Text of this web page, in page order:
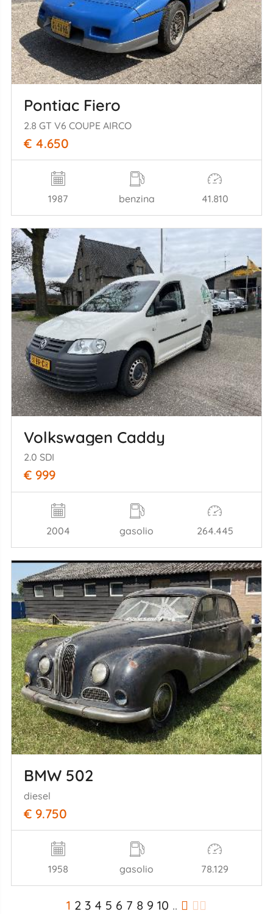
Pontiac Fiero
2.8 GT V6 COUPE AIRCO
€ 4.650
1987 benzina 41.810
Volkswagen Caddy
2.0 SDI
€ 999
2004 gasolio 264.445
BMW 502
diesel
€ 9.750
1958 gasolio 78.129
1 2 3 4 5 6 7 8 9 10 ..